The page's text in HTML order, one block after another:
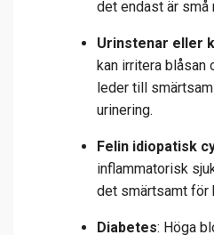
det endast är små
Urinstenar eller
kan irritera blåsan
leder till
urinering.
Felin idiopatisk
inflammatorisk
det smärtsamt för
Diabetes: Höga